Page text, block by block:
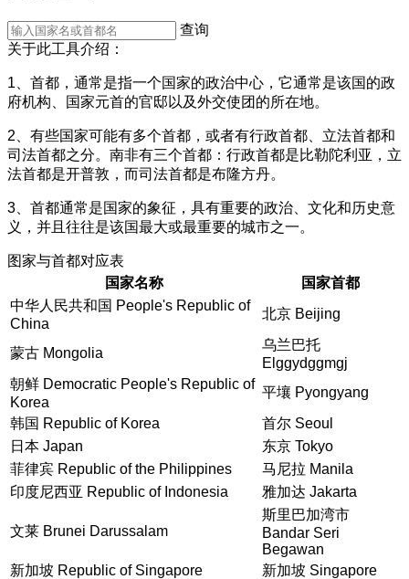
查询
关于此工具介绍：
1、首都，通常是指一个国家的政治中心，它通常是该国的政
府机构、国家元首的官邸以及外交使团的所在地。
2、有些国家可能有多个首都，或者有行政首都、立法首都和
司法首都之分。南非有三个首都：行政首都是比勒陀利亚，立
法首都是开普敦，而司法首都是布隆方丹。
3、首都通常是国家的象征，具有重要的政治、文化和历史意
义，并且往往是该国最大或最重要的城市之一。
图家与首都对应表
国家名称
国家首都
中华人民共和国 People's Republic of
China
北京 Beijing
蒙古 Mongolia
乌兰巴托
Elggydggmgj
朝鲜 Democratic People's Republic of
Korea
平壤 Pyongyang
韩国 Republic of Korea
首尔 Seoul
日本 Japan
东京 Tokyo
菲律宾 Republic of the Philippines
马尼拉 Manila
印度尼西亚 Republic of Indonesia
雅加达 Jakarta
文莱 Brunei Darussalam
斯里巴加湾市
Bandar Seri
Begawan
新加坡 Republic of Singapore
新加坡 Singapore